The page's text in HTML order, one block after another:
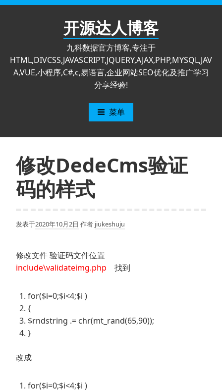
跳
开源达人博客
九科数据官方博客,专注于
HTML,DIVCSS,JAVASCRIPT,JQUERY,AJAX,PHP,MYSQL,JAV
A,VUE,小程序,C#,c,易语言,企业网站SEO优化及推广学习
分享经验!
菜单
修改DedeCms验证
码的样式
发表于2020年10月2日 作者 jiukeshuju
修改文件 验证码文件位置
include\validateimg.php
找到
for($i=0;$i<4;$i )
{
$rndstring .= chr(mt_rand(65,90));
}
改成
for($i=0;$i<4;$i )